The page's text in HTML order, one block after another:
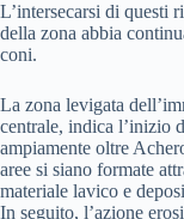
L’intersecarsi di questi
della zona abbia
coni.
La zona levigata
centrale, indica l’inizio
ampiamente oltre
aree si siano formate
materiale lavico e
In seguito, l’azione